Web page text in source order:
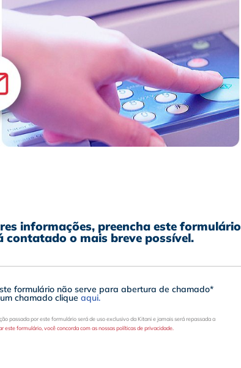
informações, preencha este formulário
contatado o mais breve possível.
formulário não serve para abertura de chamado*
chamado clique aqui.
passada por este formulário será de uso exclusivo da Kitani e jamais será repassada a
este formulário, você concorda com as nossas políticas de privacidade.